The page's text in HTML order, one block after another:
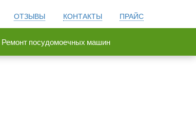
ОТЗЫВЫ КОНТАКТЫ ПРАЙС
Ремонт посудомоечных машин